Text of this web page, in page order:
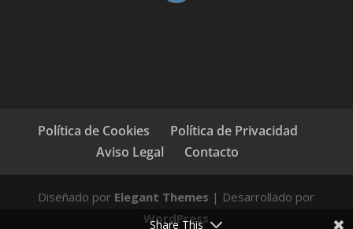
Política de Cookies
Política de Privacidad
Aviso Legal
Contacto
Diseñado por Elegant Themes | Desarrollado por
WordPress
Share This